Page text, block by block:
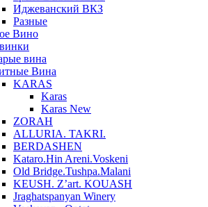
Иджеванский ВКЗ
Разные
Вино
вина
Вина
KARAS
Karas
Karas New
ZORAH
ALLURIA. TAKRI.
BERDASHEN
Kataro.Hin Areni.Voskeni
Old Bridge.Tushpa.Malani
KEUSH. Z’art. KOUASH
Jraghatspanyan Winery